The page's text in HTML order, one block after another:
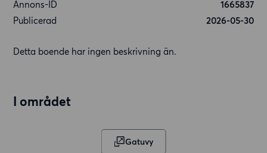
Annons-ID
1665837
Publicerad
2026-05-30
Detta boende har ingen beskrivning än.
I området
Gatuvy